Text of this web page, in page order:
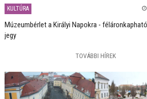
KULTÚRA
Múzeumbérlet a Királyi Napokra -
jegy
TOVÁBBI HÍREK